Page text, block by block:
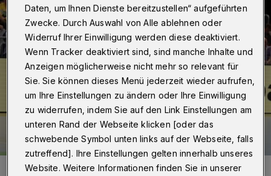
Voller Einsatz: BHC-Kapitän Kristian Nippes gegen die Löwen
Daten, um Ihnen Dienste bereitzustellen“ aufgeführten
Zwecke. Durch Auswahl von Alle ablehnen oder
Widerruf Ihrer Einwilligung werden diese deaktiviert.
Wenn Tracker deaktiviert sind, sind manche Inhalte und
Anzeigen möglicherweise nicht mehr so relevant für
Sie. Sie können dieses Menü jederzeit wieder aufrufen,
um Ihre Einstellungen zu ändern oder Ihre Einwilligung
zu widerrufen, indem Sie auf den Link Einstellungen am
unteren Rand der Webseite klicken [oder das
schwebende Symbol unten links auf der Webseite, falls
zutreffend]. Ihre Einstellungen gelten innerhalb unseres
Website. Weitere Informationen finden Sie in unserer